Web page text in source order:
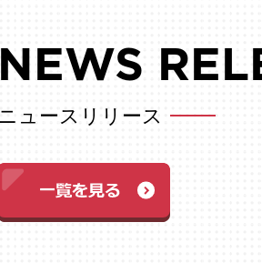
NEWS
ニュースリリース